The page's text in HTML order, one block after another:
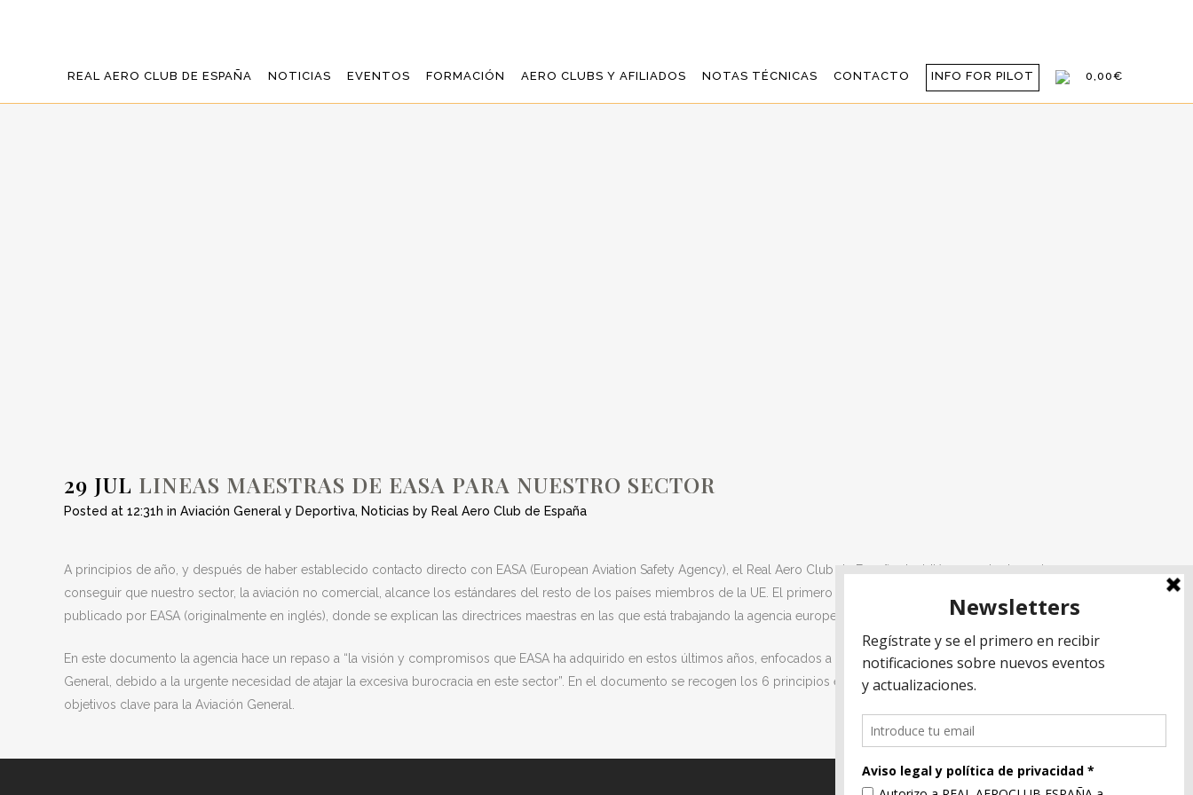
REAL AERO CLUB DE ESPAÑA NOTICIAS EVENTOS FORMACIÓN AERO CLUBS Y AFILIADOS NOTAS TÉCNICAS CONTACTO INFO FOR PILOT 0,00€
29 JUL LINEAS MAESTRAS DE EASA PARA NUESTRO SECTOR
Posted at 12:31h in Aviación General y Deportiva, Noticias by Real Aero Club de España
A principios de año, y después de haber establecido contacto directo con EASA (European Aviation Safety Agency), el Real Aero Club de España decidió una serie de acciones para
conseguir que nuestro sector, la aviación no comercial, alcance los estándares del resto de los países miembros de la UE. El primero de ellos es la traducción del documento
publicado por EASA (originalmente en inglés), donde se explican las directrices maestras en las que está trabajando la agencia europea sobre nuestro sector.
En este documento la agencia hace un repaso a “la visión y compromisos que EASA ha adquirido en estos últimos años, enfocados a mejorar y simplificar la normativa de la Aviación
General, debido a la urgente necesidad de atajar la excesiva burocracia en este sector”. En el documento se recogen los 6 principios estratégicos para el sector, así como los 6
objetivos clave para la Aviación General.